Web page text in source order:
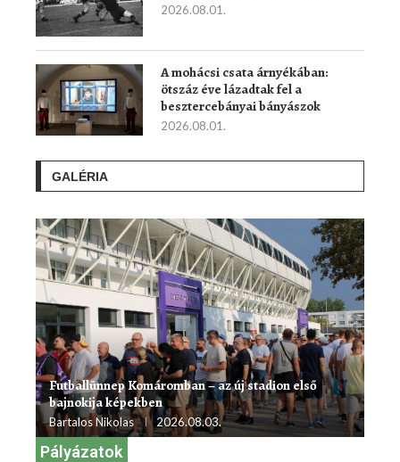
2026.08.01.
A mohácsi csata árnyékában:
ötszáz éve lázadtak fel a
besztercebányai bányászok
2026.08.01.
GALÉRIA
Futballünnep Komáromban – az új stadion első
bajnokija képekben
Bartalos Nikolas 2026.08.03.
Pályázatok